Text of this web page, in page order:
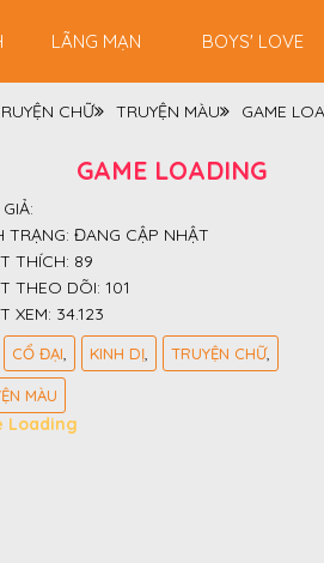
LÃNG MẠN BOYS' LOVE
CHỮ TRUYỆN MÀU GAME
GAME LOADING
TRẠNG: ĐANG CẬP NHẬT
THÍCH: 89
THEO DÕI: 101
XEM: 34.123
CỔ ĐẠI KINH DỊ TRUYỆN CHỮ
MÀU
Loading